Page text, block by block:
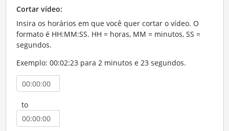
Cortar vídeo:
Insira os horários em que você quer cortar o vídeo. O
formato é HH:MM:SS. HH = horas, MM = minutos, SS =
segundos.
Exemplo: 00:02:23 para 2 minutos e 23 segundos.
to